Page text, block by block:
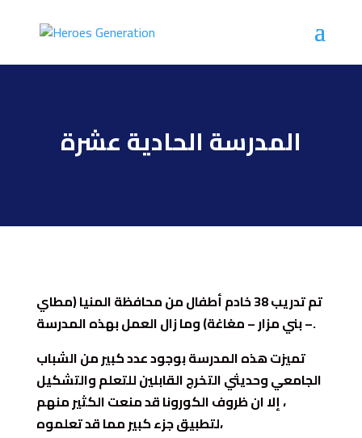
المدرسة الحادية عشرة
تم تدريب 38 خادم أطفال من محافظة المنيا (مطاي
– بني مزار – مغاغة) وما زال العمل بهذه المدرسة.
تميزت هذه المدرسة بوجود عدد كبير من الشباب
الجامعي وحديثي التخرج القابلين للتعلم والتشكيل
، إلا ان ظروف الكورونا قد منعت الكثير منهم
لتطبيق جزء كبير مما قد تعلموه،